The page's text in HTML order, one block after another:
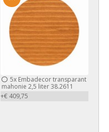
5xEmbadecor transparant
mahonie 2,5 liter 38.2611
+€ 409,75